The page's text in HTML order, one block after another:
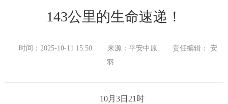
143公里的生命速递！
时间：2025-10-11 15:50 来源：平安中原
责任编辑： 安
羽
10月3日21时